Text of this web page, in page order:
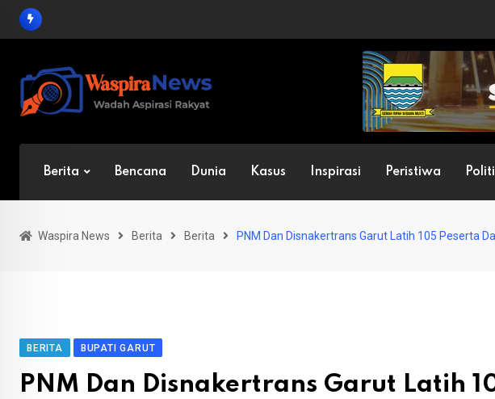
Skip
Berita Bencana Dunia Kasus Inspirasi Peristiwa
Waspira News Berita Berita PNM Dan Disnakertrans Garut Latih 105 Peserta
BERITA BUPATI GARUT
PNM Dan Disnakertrans Garut Latih